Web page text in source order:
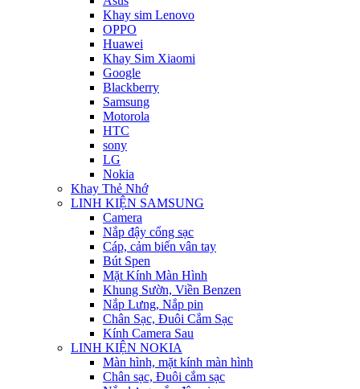
Khay sim Lenovo
OPPO
Huawei
Khay Sim Xiaomi
Google
Blackberry
Samsung
Motorola
HTC
sony
LG
Nokia
Khay Thẻ Nhớ
LINH KIỆN SAMSUNG
Camera
Nắp đậy cổng sạc
Cáp, cảm biến vân tay
Bút Spen
Mặt Kính Màn Hình
Khung Sườn, Viền Benzen
Nắp Lưng, Nắp pin
Chân Sạc, Đuôi Cắm Sạc
Kính Camera Sau
LINH KIỆN NOKIA
Màn hình, mặt kính màn hình
Chân sạc, Đuôi cắm sạc